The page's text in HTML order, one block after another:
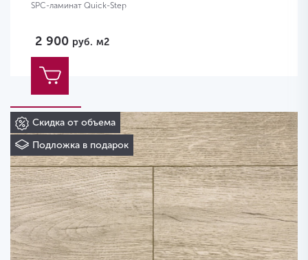
SPC-ламинат Quick-Step
2 900 руб. м2
Скидка от объема
Подложка в подарок